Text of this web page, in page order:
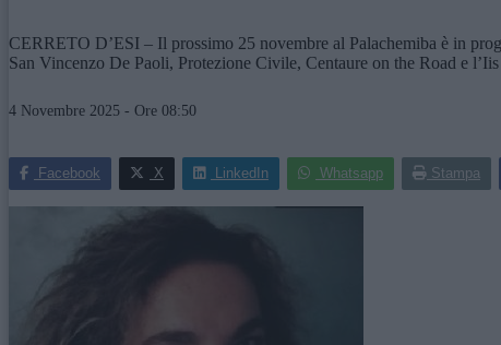
CERRETO D’ESI – Il prossimo 25 novembre al Palachemiba è in
San Vincenzo De Paoli, Protezione Civile, Centaure on the Road e
4 Novembre 2025 - Ore 08:50
Facebook X LinkedIn Whatsapp Stampa